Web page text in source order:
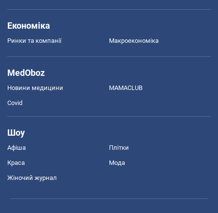
Економіка
Ринки та компанії Макроекономіка
MedOboz
Новини медицини MAMACLUB
Covid
Шоу
Афіша Плітки
Краса Мода
Жіночий журнал